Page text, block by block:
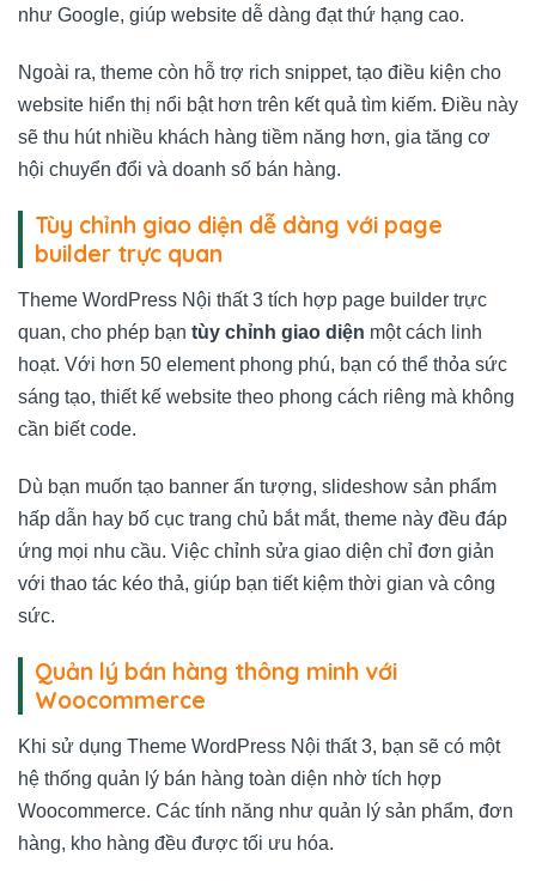
như Google, giúp website dễ dàng đạt thứ hạng cao.
Ngoài ra, theme còn hỗ trợ rich snippet, tạo điều kiện cho
website hiển thị nổi bật hơn trên kết quả tìm kiếm. Điều này
sẽ thu hút nhiều khách hàng tiềm năng hơn, gia tăng cơ
hội chuyển đổi và doanh số bán hàng.
Tùy chỉnh giao diện dễ dàng với page
builder trực quan
Theme WordPress Nội thất 3 tích hợp page builder trực
quan, cho phép bạn tùy chỉnh giao diện một cách linh
hoạt. Với hơn 50 element phong phú, bạn có thể thỏa sức
sáng tạo, thiết kế website theo phong cách riêng mà không
cần biết code.
Dù bạn muốn tạo banner ấn tượng, slideshow sản phẩm
hấp dẫn hay bố cục trang chủ bắt mắt, theme này đều đáp
ứng mọi nhu cầu. Việc chỉnh sửa giao diện chỉ đơn giản
với thao tác kéo thả, giúp bạn tiết kiệm thời gian và công
sức.
Quản lý bán hàng thông minh với
Woocommerce
Khi sử dụng Theme WordPress Nội thất 3, bạn sẽ có một
hệ thống quản lý bán hàng toàn diện nhờ tích hợp
Woocommerce. Các tính năng như quản lý sản phẩm, đơn
hàng, kho hàng đều được tối ưu hóa.